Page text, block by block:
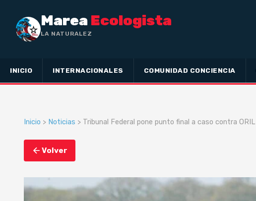
Marea Ecologista
LA NATURALEZA NO HA HECHO ESCLAVO
INICIO INTERNACIONALES COMUNIDAD CONCIENCIA
Inicio > Noticias > Tribunal Federal pone punto final a caso contra ORIL
Volver